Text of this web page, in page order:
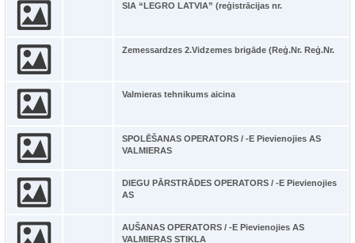
SIA “LEGRO LATVIA” (reģistrācijas nr.
Zemessardzes 2.Vidzemes brigāde (Reģ.Nr. Reģ.Nr.
Valmieras tehnikums aicina
SPOLĒŠANAS OPERATORS / -E Pievienojies AS
VALMIERAS
DIEGU PĀRSTRĀDES OPERATORS / -E Pievienojies
AS
AUŠANAS OPERATORS / -E Pievienojies AS
VALMIERAS STIKLA